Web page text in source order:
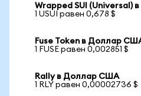
Wrapped SUI (Universal)
1 USUI равен 0,678 $
Fuse Token в Доллар
1 FUSE равен 0,002851 $
Rally в Доллар США
1 RLY равен 0,00002736 $